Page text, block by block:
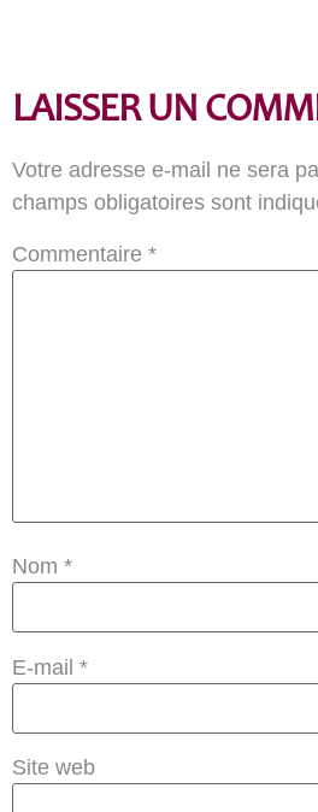
LAISSER UN
Votre adresse e-mail ne sera
champs obligatoires sont
Commentaire *
Nom *
E-mail *
Site web